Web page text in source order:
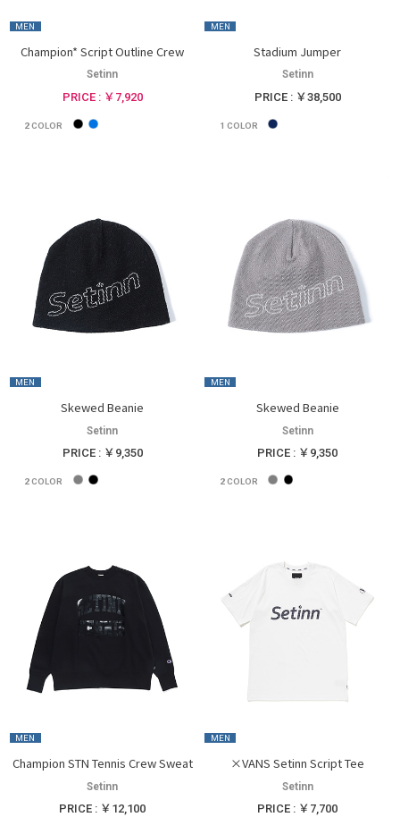
MEN
Champion* Script Outline Crew
Setinn
PRICE : ￥7,920
2COLOR
MEN
Stadium Jumper
Setinn
PRICE : ￥38,500
1 COLOR
MEN
Skewed Beanie
Setinn
PRICE : ￥9,350
2COLOR
MEN
Skewed Beanie
Setinn
PRICE : ￥9,350
2COLOR
MEN
Champion STN Tennis Crew Sweat
Setinn
PRICE : ￥12,100
MEN
×VANS Setinn Script Tee
Setinn
PRICE : ￥7,700